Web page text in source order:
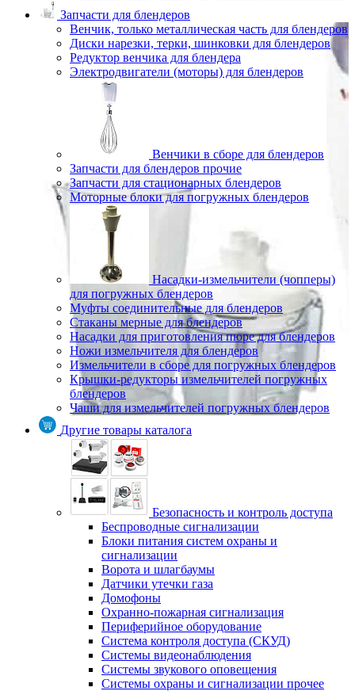
Запчасти для блендеров
Венчик, только металлическая часть для блендеров
Диски нарезки, терки, шинковки для блендеров
Редуктор венчика для блендера
Электродвигатели (моторы) для блендеров
Венчики в сборе для блендеров
Запчасти для блендеров прочие
Запчасти для стационарных блендеров
Моторные блоки для погружных блендеров
Насадки-измельчители (чопперы)
для погружных блендеров
Муфты соединительные для блендеров
Стаканы мерные для блендеров
Насадки для приготовления пюре для блендеров
Ножи измельчителя для блендеров
Измельчители в сборе для погружных блендеров
Крышки-редукторы измельчителей погружных
блендеров
Чаши для измельчителей погружных блендеров
Другие товары каталога
Безопасность и контроль доступа
Беспроводные сигнализации
Блоки питания систем охраны и
сигнализации
Ворота и шлагбаумы
Датчики утечки газа
Домофоны
Охранно-пожарная сигнализация
Периферийное оборудование
Система контроля доступа (СКУД)
Системы видеонаблюдения
Системы звукового оповещения
Системы охраны и сигнализации прочее